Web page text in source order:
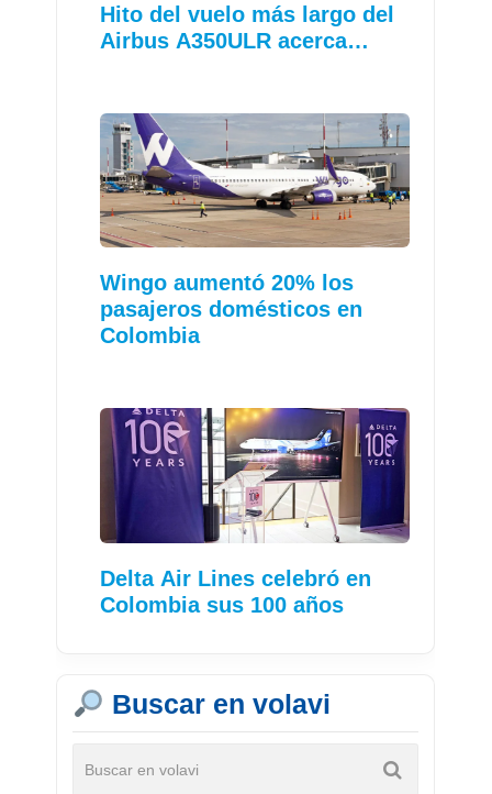
Hito del vuelo más largo del
Airbus A350ULR acerca…
Wingo aumentó 20% los
pasajeros domésticos en
Colombia
Delta Air Lines celebró en
Colombia sus 100 años
Buscar en volavi